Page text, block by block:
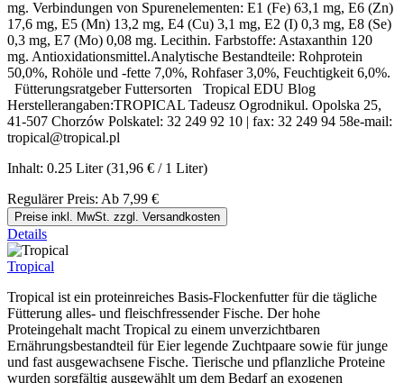
mg. Verbindungen von Spurenelementen: E1 (Fe) 63,1 mg, E6 (Zn)
17,6 mg, E5 (Mn) 13,2 mg, E4 (Cu) 3,1 mg, E2 (I) 0,3 mg, E8 (Se)
0,3 mg, E7 (Mo) 0,08 mg. Lecithin. Farbstoffe: Astaxanthin 120
mg. Antioxidationsmittel.Analytische Bestandteile: Rohprotein
50,0%, Rohöle und -fette 7,0%, Rohfaser 3,0%, Feuchtigkeit 6,0%.
Fütterungsratgeber Futtersorten Tropical EDU Blog
Herstellerangaben:TROPICAL Tadeusz Ogrodnikul. Opolska 25,
41-507 Chorzów Polskatel: 32 249 92 10 | fax: 32 249 94 58e-mail:
tropical@tropical.pl
Inhalt: 0.25 Liter(31,96 € / 1 Liter)
Regulärer Preis: Ab 7,99 €
Preise inkl. MwSt. zzgl. Versandkosten
Details
Tropical
Tropical ist ein proteinreiches Basis-Flockenfutter für die tägliche
Fütterung alles- und fleischfressender Fische. Der hohe
Proteingehalt macht Tropical zu einem unverzichtbaren
Ernährungsbestandteil für Eier legende Zuchtpaare sowie für junge
und fast ausgewachsene Fische. Tierische und pflanzliche Proteine
wurden sorgfältig ausgewählt um dem Bedarf an exogenen